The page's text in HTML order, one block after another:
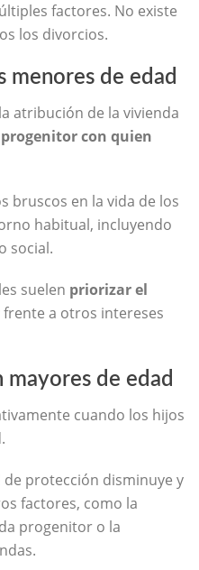
factores. No existe
los divorcios.
menores de edad
atribución de la vivienda
con quien
bruscos en la vida de los
habitual, incluyendo
social.
suelen priorizar el
frente a otros intereses
mayores de edad
cuando los hijos
de protección disminuye y
factores, como la
progenitor o la